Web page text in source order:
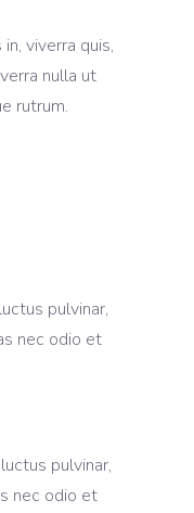
viverra quis,
nulla ut
rutrum.
pulvinar,
nec odio et
pulvinar,
nec odio et